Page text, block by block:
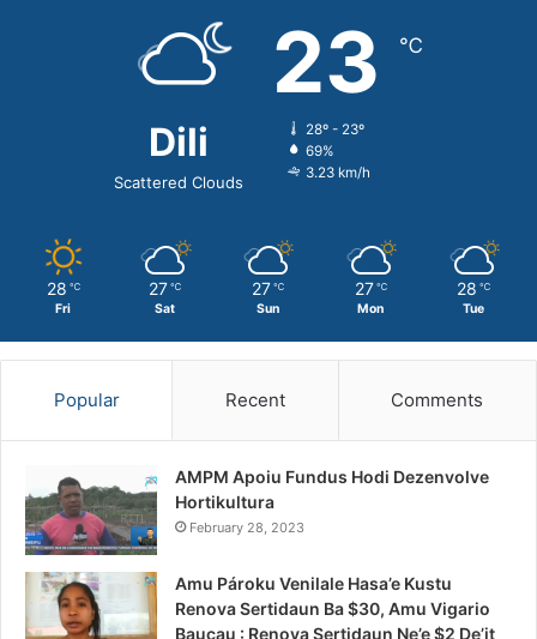
Dili
Scattered Clouds
23 ℃
28º - 23º
69%
3.23 km/h
28 ℃
Fri
27 ℃
Sat
27 ℃
Sun
27 ℃
Mon
28 ℃
Tue
Popular Recent Comments
AMPM Apoiu Fundus Hodi Dezenvolve
Hortikultura
February 28, 2023
Amu Pároku Venilale Hasa’e Kustu
Renova Sertidaun Ba $30, Amu Vigario
Baucau : Renova Sertidaun Ne’e $2 De’it